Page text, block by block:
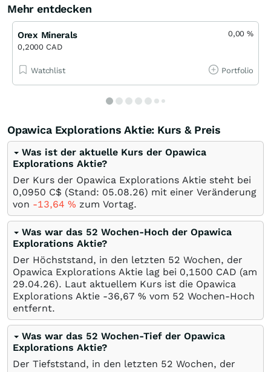
Mehr entdecken
Orex Minerals
0,2000 CAD
0,00%
Watchlist Portfolio
Opawica Explorations Aktie: Kurs & Preis
Was ist der aktuelle Kurs der Opawica
Explorations Aktie?
Der Kurs der Opawica Explorations Aktie steht bei
0,0950 C$ (Stand: 05.08.26) mit einer Veränderung
von -13,64 % zum Vortag.
Was war das 52 Wochen-Hoch der Opawica
Explorations Aktie?
Der Höchststand, in den letzten 52 Wochen, der
Opawica Explorations Aktie lag bei 0,1500 CAD (am
29.04.26). Laut aktuellem Kurs ist die Opawica
Explorations Aktie -36,67 % vom 52 Wochen-Hoch
entfernt.
Was war das 52 Wochen-Tief der Opawica
Explorations Aktie?
Der Tiefststand, in den letzten 52 Wochen, der